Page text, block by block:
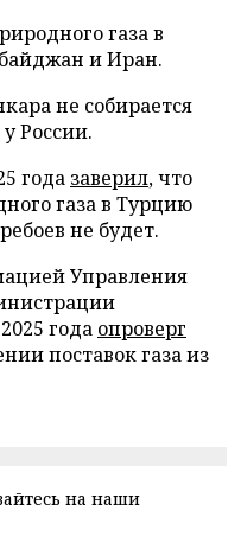
газа в
и Иран.
не собирается
России.
года заверил, что
газа в Турцию
не будет.
Управления
года опроверг
поставок газа из
на наши